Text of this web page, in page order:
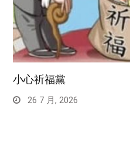
小心祈福黨
26 7 月, 2026